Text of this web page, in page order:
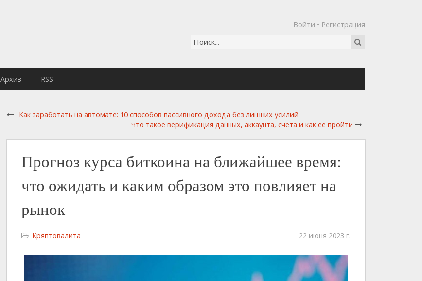
Войти • Регистрация
Архив RSS
Как заработать на автомате: 10 способов пассивного дохода без лишних усилий
Что такое верификация данных, аккаунта, счета и как ее пройти
Прогноз курса биткоина на ближайшее время:
что ожидать и каким образом это повлияет на
рынок
Кряптовалита 22 июня 2023 г.